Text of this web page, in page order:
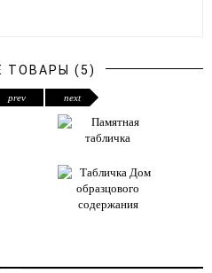
ТОВАРЫ (5)
prev next